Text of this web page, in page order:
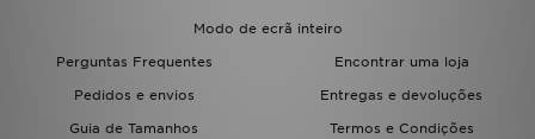
Modo de ecrã inteiro
Perguntas Frequentes
Encontrar uma loja
Pedidos e envios
Entregas e devoluções
Guia de Tamanhos
Termos e Condições